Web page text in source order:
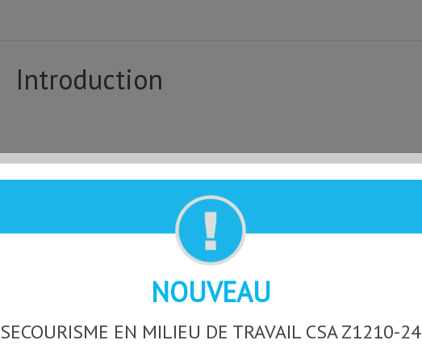
Introduction
NOUVEAU
SECOURISME EN MILIEU DE TRAVAIL CSA Z1210-24